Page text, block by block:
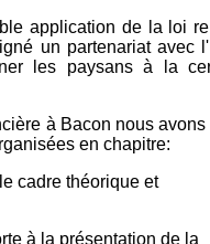
application de la loi
un partenariat avec
les paysans à la
à Bacon nous avons
en chapitre:
cadre théorique et
à la présentation de la